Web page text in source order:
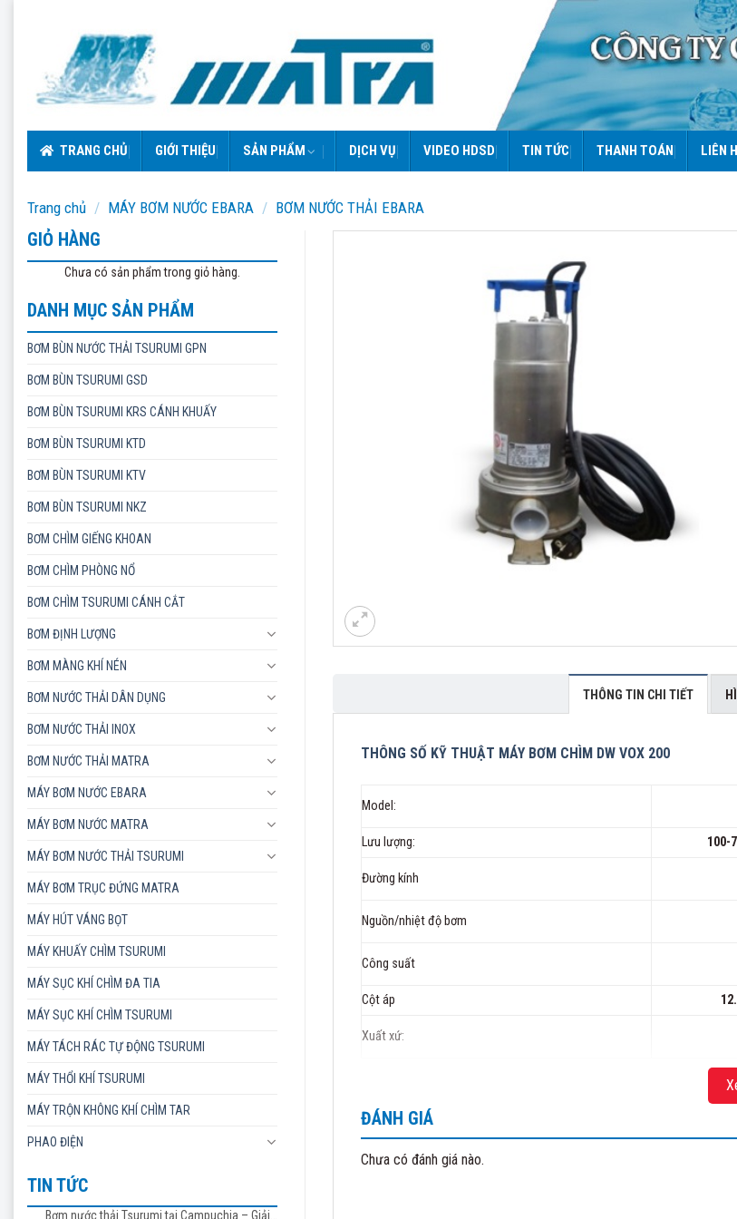
TRANG CHỦ GIỚI THIỆU SẢN PHẨM DỊCH VỤ VIDEO HDSD TIN TỨC THANH TOÁN LIÊN
Trang chủ / MÁY BƠM NƯỚC EBARA / BƠM NƯỚC THẢI EBARA
GIỎ HÀNG
Chưa có sản phẩm trong giỏ hàng.
DANH MỤC SẢN PHẨM
BƠM BÙN NƯỚC THẢI TSURUMI GPN
BƠM BÙN TSURUMI GSD
BƠM BÙN TSURUMI KRS CÁNH KHUẤY
BƠM BÙN TSURUMI KTD
BƠM BÙN TSURUMI KTV
BƠM BÙN TSURUMI NKZ
BƠM CHÌM GIẾNG KHOAN
BƠM CHÌM PHÒNG NỔ
BƠM CHÌM TSURUMI CÁNH CẮT
BƠM ĐỊNH LƯỢNG
BƠM MÀNG KHÍ NÉN
BƠM NƯỚC THẢI DÂN DỤNG
BƠM NƯỚC THẢI INOX
BƠM NƯỚC THẢI MATRA
MÁY BƠM NƯỚC EBARA
MÁY BƠM NƯỚC MATRA
MÁY BƠM NƯỚC THẢI TSURUMI
MÁY BƠM TRỤC ĐỨNG MATRA
MÁY HÚT VÁNG BỌT
MÁY KHUẤY CHÌM TSURUMI
MÁY SỤC KHÍ CHÌM ĐA TIA
MÁY SỤC KHÍ CHÌM TSURUMI
MÁY TÁCH RÁC TỰ ĐỘNG TSURUMI
MÁY THỔI KHÍ TSURUMI
MÁY TRỘN KHÔNG KHÍ CHÌM TAR
PHAO ĐIỆN
TIN TỨC
Bơm nước thải Tsurumi tại Campuchia – Giải
THÔNG TIN CHI TIẾT
THÔNG SỐ KỸ THUẬT MÁY BƠM CHÌM DW VOX 200
Model:
Lưu lượng: 100-700
Đường kính
Nguồn/nhiệt độ bơm
Công suất
Cột áp 12.5-
Xuất xứ:
ĐÁNH GIÁ
Chưa có đánh giá nào.